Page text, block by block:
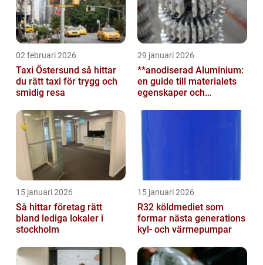
02 februari 2026
Taxi Östersund så hittar
du rätt taxi för trygg och
smidig resa
29 januari 2026
**anodiserad Aluminium:
en guide till materialets
egenskaper och
15 januari 2026
Så hittar företag rätt
bland lediga lokaler i
stockholm
15 januari 2026
R32 köldmediet som
formar nästa generations
kyl- och värmepumpar